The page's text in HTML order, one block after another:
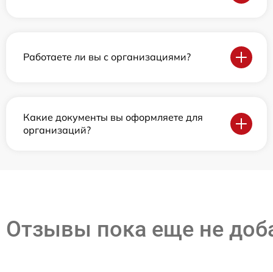
Работаете ли вы с организациями?
Какие документы вы оформляете для
организаций?
Отзывы пока еще не